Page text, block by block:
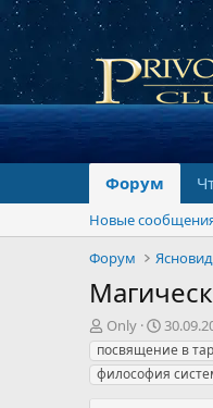
Форум
Новые
Форум
А
в
т
о
Only
Д
а
т
а
посвящение в
философия